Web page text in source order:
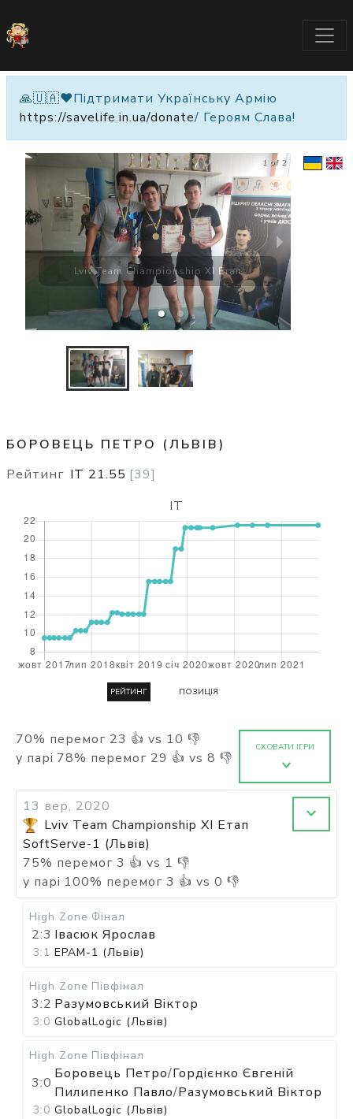
🙏🇺🇦❤️Підтримати Українську Армію
https://savelife.in.ua/donate/ Героям Слава!
Lviv Team Championship XI Етап
1 of 2
БОРОВЕЦЬ ПЕТРО (ЛЬВІВ)
Рейтинг IT 21.55 [39]
70% перемог 23 👍 vs 10 👎
у парі 78% перемог 29 👍 vs 8 👎
СХОВАТИ ІГРИ
13 вер, 2020
Lviv Team Championship XI Етап
SoftServe-1 (Львів)
75% перемог 3 👍 vs 1 👎
у парі 100% перемог 3 👍 vs 0 👎
High Zone Фінал
2:3 Івасюк Ярослав
3:1 EPAM-1 (Львів)
High Zone Півфінал
3:2 Разумовський Віктор
3:0 GlobalLogic (Львів)
High Zone Півфінал
3:0
Боровець Петро/Гордієнко Євгеній
Пилипенко Павло/Разумовський Віктор
3:0 GlobalLogic (Львів)
IT
РЕЙТИНГ ПОЗИЦІЯ